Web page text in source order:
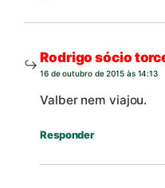
Rodrigo sócio
16 de outubro de 2015 às 14:13
Valber nem viajou.
Responder